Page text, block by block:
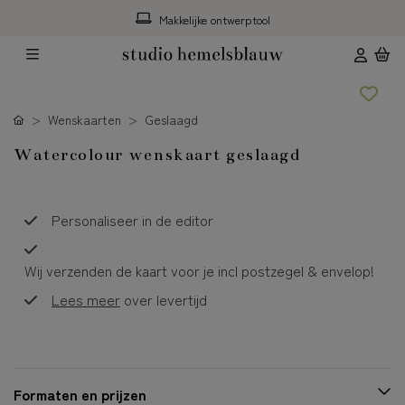
Makkelijke ontwerptool
Wenskaarten Geslaagd
Watercolour wenskaart geslaagd
Personaliseer in de editor
Wij verzenden de kaart voor je incl postzegel & envelop!
Lees meer over levertijd
Formaten en prijzen